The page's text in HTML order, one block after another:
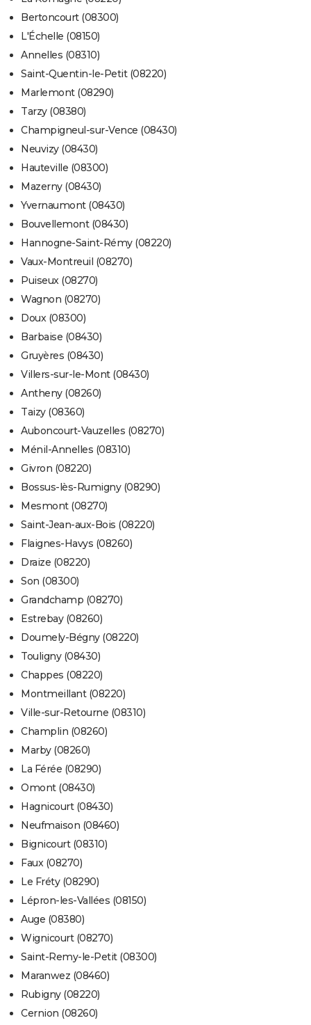
Bertoncourt (08300)
L'Échelle (08150)
Annelles (08310)
Saint-Quentin-le-Petit (08220)
Marlemont (08290)
Tarzy (08380)
Champigneul-sur-Vence (08430)
Neuvizy (08430)
Hauteville (08300)
Mazerny (08430)
Yvernaumont (08430)
Bouvellemont (08430)
Hannogne-Saint-Rémy (08220)
Vaux-Montreuil (08270)
Puiseux (08270)
Wagnon (08270)
Doux (08300)
Barbaise (08430)
Gruyères (08430)
Villers-sur-le-Mont (08430)
Antheny (08260)
Taizy (08360)
Auboncourt-Vauzelles (08270)
Ménil-Annelles (08310)
Givron (08220)
Bossus-lès-Rumigny (08290)
Mesmont (08270)
Saint-Jean-aux-Bois (08220)
Flaignes-Havys (08260)
Draize (08220)
Son (08300)
Grandchamp (08270)
Estrebay (08260)
Doumely-Bégny (08220)
Touligny (08430)
Chappes (08220)
Montmeillant (08220)
Ville-sur-Retourne (08310)
Champlin (08260)
Marby (08260)
La Férée (08290)
Omont (08430)
Hagnicourt (08430)
Neufmaison (08460)
Bignicourt (08310)
Faux (08270)
Le Fréty (08290)
Lépron-les-Vallées (08150)
Auge (08380)
Wignicourt (08270)
Saint-Remy-le-Petit (08300)
Maranwez (08460)
Rubigny (08220)
Cernion (08260)